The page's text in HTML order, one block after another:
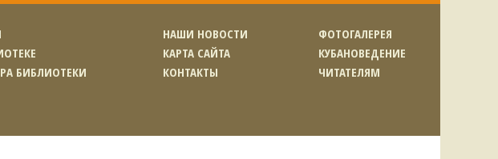
БИБЛИОТЕКИ
НАШИ НОВОСТИ
КАРТА САЙТА
КОНТАКТЫ
ФОТОГАЛЕРЕЯ
КУБАНОВЕДЕНИЕ
ЧИТАТЕЛЯМ